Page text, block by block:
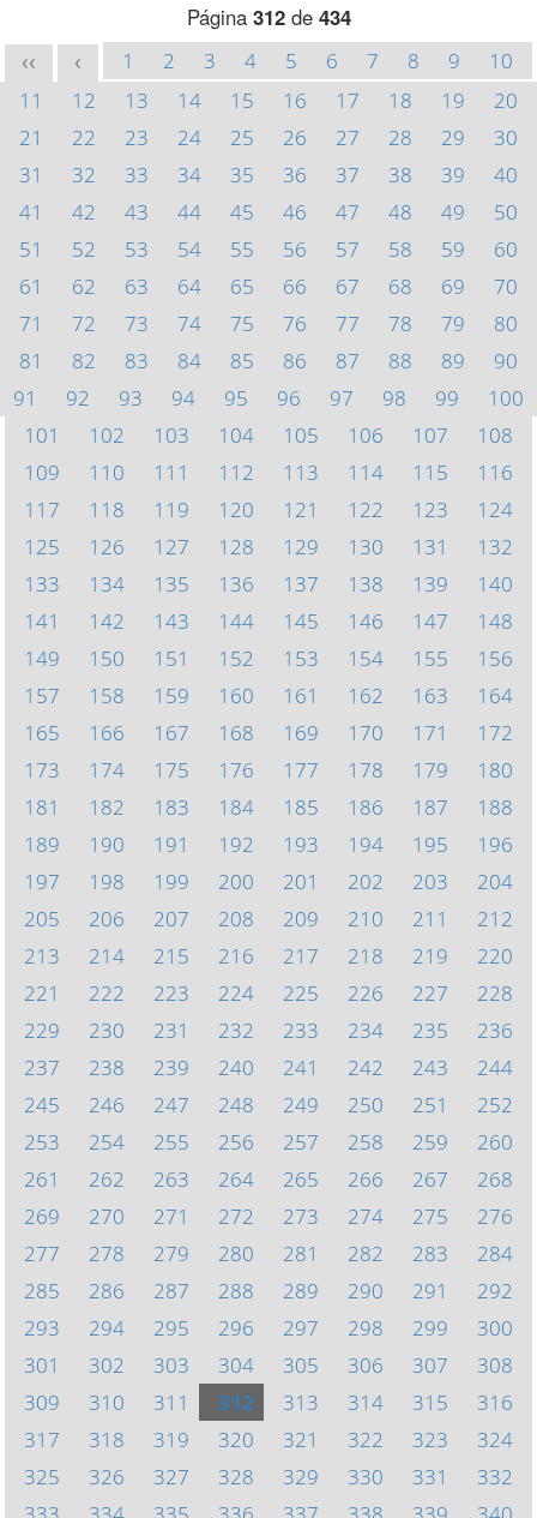
Página 312de 434
<< < 1 2 3 4 5 6 7 8 9
10
11
12 13 14 15 16 17 18 19
20
21
22 23 24 25 26 27 28 29
30
31
32 33 34 35 36 37 38 39
40
41
42 43 44 45 46 47 48 49
50
51
52 53 54 55 56 57 58 59
60
61
62 63 64 65 66 67 68 69
70
71
72 73 74 75 76 77 78 79
80
81
82 83 84 85 86 87 88 89
90
91
92 93 94 95 96 97 98 99
100
101
102 103 104 105 106 107
108
109
110 111 112 113 114 115
116
117
118 119 120 121 122 123
124
125
126 127 128 129 130 131
132
133
134 135 136 137 138 139
140
141
142 143 144 145 146 147
148
149
150 151 152 153 154 155
156
157
158 159 160 161 162 163
164
165
166 167 168 169 170 171
172
173
174 175 176 177 178 179
180
181
182 183 184 185 186 187
188
189
190 191 192 193 194 195
196
197
198 199 200 201 202 203
204
205
206 207 208 209 210 211
212
213
214 215 216 217 218 219
220
221
222 223 224 225 226 227
228
229
230 231 232 233 234 235
236
237
238 239 240 241 242 243
244
245
246 247 248 249 250 251
252
253
254 255 256 257 258 259
260
261
262 263 264 265 266 267
268
269
270 271 272 273 274 275
276
277
278 279 280 281 282 283
284
285
286 287 288 289 290 291
292
293
294 295 296 297 298 299
300
301
302 303 304 305 306 307
308
309
310 311 312 313 314 315
316
317
318 319 320 321 322 323
324
325
326 327 328 329 330 331
332